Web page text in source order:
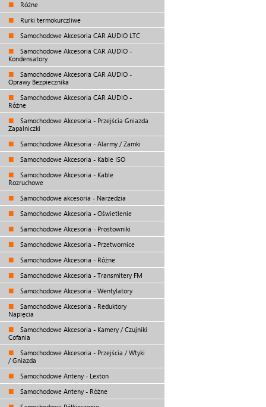
Różne
Rurki termokurczliwe
Samochodowe Akcesoria CAR AUDIO LTC
Samochodowe Akcesoria CAR AUDIO -
Kondensatory
Samochodowe Akcesoria CAR AUDIO -
Oprawy Bezpiecznika
Samochodowe Akcesoria CAR AUDIO -
Różne
Samochodowe Akcesoria - Przejścia Gniazda
Zapalniczki
Samochodowe Akcesoria - Alarmy / Zamki
Samochodowe Akcesoria - Kable ISO
Samochodowe Akcesoria - Kable
Rozruchowe
Samochodowe akcesoria - Narzedzia
Samochodowe Akcesoria - Oświetlenie
Samochodowe Akcesoria - Prostowniki
Samochodowe Akcesoria - Przetwornice
Samochodowe Akcesoria - Różne
Samochodowe Akcesoria - Transmitery FM
Samochodowe Akcesoria - Wentylatory
Samochodowe Akcesoria - Reduktory
Napięcia
Samochodowe Akcesoria - Kamery / Czujniki
Cofania
Samochodowe Akcesoria - Przejścia / Wtyki
/ Gniazda
Samochodowe Anteny - Lexton
Samochodowe Anteny - Różne